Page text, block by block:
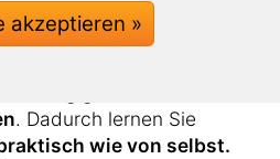
war noch nie so
jetzt:
. Dadurch lernen Sie
wie von selbst.
akzeptieren »